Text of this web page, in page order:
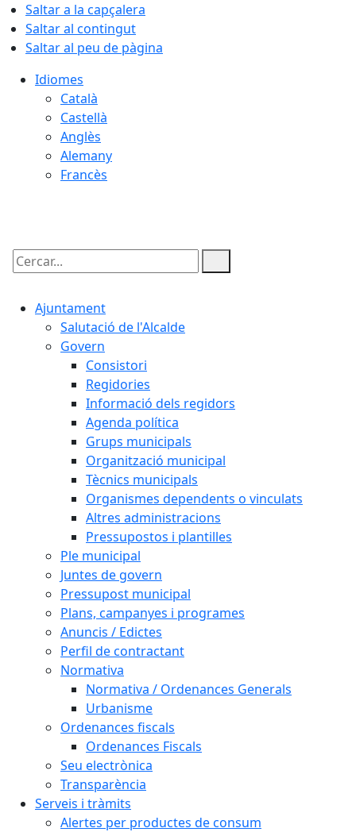
Saltar a la capçalera
Saltar al contingut
Saltar al peu de pàgina
Idiomes
Català
Castellà
Anglès
Alemany
Francès
Cercar:
Ajuntament
Salutació de l'Alcalde
Govern
Consistori
Regidories
Informació dels regidors
Agenda política
Grups municipals
Organització municipal
Tècnics municipals
Organismes dependents o vinculats
Altres administracions
Pressupostos i plantilles
Ple municipal
Juntes de govern
Pressupost municipal
Plans, campanyes i programes
Anuncis / Edictes
Perfil de contractant
Normativa
Normativa / Ordenances Generals
Urbanisme
Ordenances fiscals
Ordenances Fiscals
Seu electrònica
Transparència
Serveis i tràmits
Alertes per productes de consum